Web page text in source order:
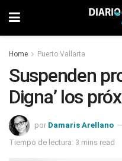
Home Puerto Vallarta
Suspenden
Digna’ los
por Damaris Arellano
Tiempo de lectura: 3 mins read